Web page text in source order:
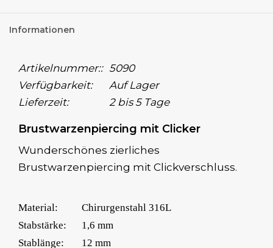
Informationen
Artikelnummer:: 5090
Verfügbarkeit:
Auf Lager
Lieferzeit:
2 bis 5 Tage
Brustwarzenpiercing mit Clicker
Wunderschönes zierliches
Brustwarzenpiercing mit Clickverschluss.
Material:
Chirurgenstahl 316L
Stabstärke:
1,6 mm
Stablänge:
12 mm